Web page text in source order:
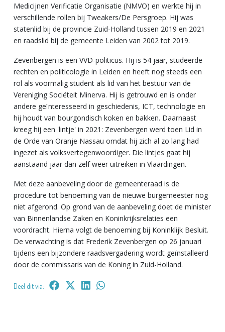
Medicijnen Verificatie Organisatie (NMVO) en werkte hij in
verschillende rollen bij Tweakers/De Persgroep. Hij was
statenlid bij de provincie Zuid-Holland tussen 2019 en 2021
en raadslid bij de gemeente Leiden van 2002 tot 2019.
Zevenbergen is een VVD-politicus. Hij is 54 jaar, studeerde
rechten en politicologie in Leiden en heeft nog steeds een
rol als voormalig student als lid van het bestuur van de
Vereniging Sociëteit Minerva. Hij is getrouwd en is onder
andere geïnteresseerd in geschiedenis, ICT, technologie en
hij houdt van bourgondisch koken en bakken. Daarnaast
kreeg hij een 'lintje' in 2021: Zevenbergen werd toen Lid in
de Orde van Oranje Nassau omdat hij zich al zo lang had
ingezet als volksvertegenwoordiger. Die lintjes gaat hij
aanstaand jaar dan zelf weer uitreiken in Vlaardingen.
Met deze aanbeveling door de gemeenteraad is de
procedure tot benoeming van de nieuwe burgemeester nog
niet afgerond. Op grond van de aanbeveling doet de minister
van Binnenlandse Zaken en Koninkrijksrelaties een
voordracht. Hierna volgt de benoeming bij Koninklijk Besluit.
De verwachting is dat Frederik Zevenbergen op 26 januari
tijdens een bijzondere raadsvergadering wordt geïnstalleerd
door de commissaris van de Koning in Zuid-Holland.
Deel dit via: